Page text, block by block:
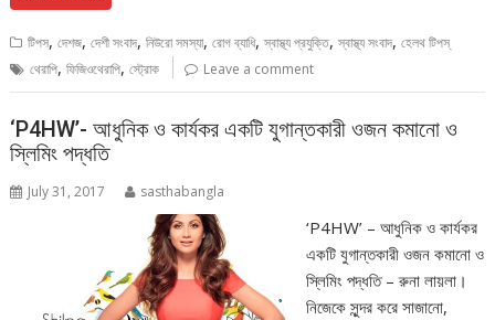
টিপস,দেশজ,দেশী সংবাদ,নিউরো সমস্যা,রোগ ব্যাধি,স্বাস্থ্য প্রযুক্তি,স্বাস্থ্য সংবাদ,হেলথ টিপস্
থেরাপি,ফিজিওথেরাপি,স্ট্রোক Leave a comment
‘P4HW’- আধুনিক ও কার্যকর একটি যুগান্তকারী ওজন কমানো ও
স্লিমিং পদ্ধতি
July 31, 2017 sasthabangla
‘P4HW’ – আধুনিক ও কার্যকর
একটি যুগান্তকারী ওজন কমানো ও
স্লিমিং পদ্ধতি – রুনা লায়লা।
নিজেকে সুন্দর করে সাজানো,